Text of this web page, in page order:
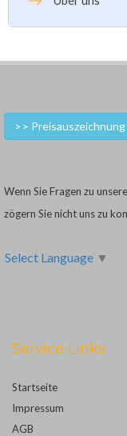
>> Preisauszeichnung
Wenn Sie Fragen zu
zögern Sie nicht uns zu
Select Language ▼
Service Links
Startseite
Impressum
AGB